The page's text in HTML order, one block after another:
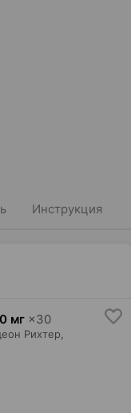
Инструкция
мг ×30
Рихтер